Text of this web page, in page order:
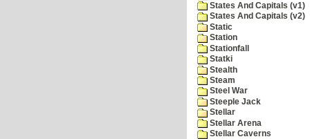
States And Capitals (v1)
States And Capitals (v2)
Static
Station
Stationfall
Statki
Stealth
Steam
Steel War
Steeple Jack
Stellar
Stellar Arena
Stellar Caverns